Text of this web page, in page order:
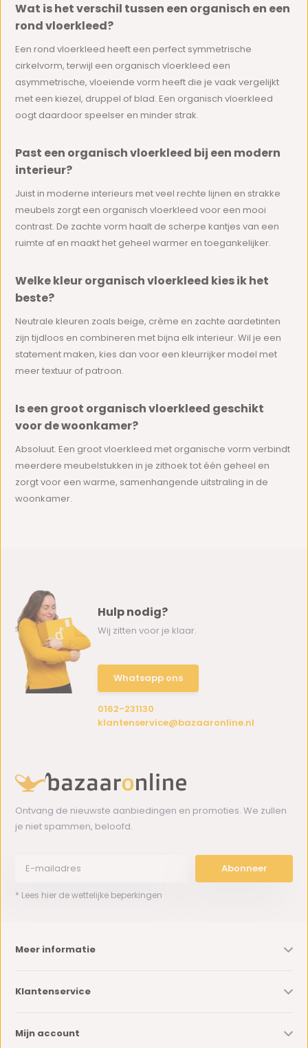
Wat is het verschil tussen een organisch en een
rond vloerkleed?
Een rond vloerkleed heeft een perfect symmetrische
cirkelvorm, terwijl een organisch vloerkleed een
asymmetrische, vloeiende vorm heeft die je vaak vergelijkt
met een kiezel, druppel of blad. Een organisch vloerkleed
oogt daardoor speelser en minder strak.
Past een organisch vloerkleed bij een modern
interieur?
Juist in moderne interieurs met veel rechte lijnen en strakke
meubels zorgt een organisch vloerkleed voor een mooi
contrast. De zachte vorm haalt de scherpe kantjes van een
ruimte af en maakt het geheel warmer en toegankelijker.
Welke kleur organisch vloerkleed kies ik het
beste?
Neutrale kleuren zoals beige, crème en zachte aardetinten
zijn tijdloos en combineren met bijna elk interieur. Wil je een
statement maken, kies dan voor een kleurrijker model met
meer textuur of patroon.
Is een groot organisch vloerkleed geschikt
voor de woonkamer?
Absoluut. Een groot vloerkleed met organische vorm verbindt
meerdere meubelstukken in je zithoek tot één geheel en
zorgt voor een warme, samenhangende uitstraling in de
woonkamer.
Hulp nodig?
Wij zitten voor je klaar.
Whatsapp ons
0162-231130
klantenservice@bazaaronline.nl
Ontvang de nieuwste aanbiedingen en promoties. We zullen
je niet spammen, beloofd.
Abonneer
* Lees hier de wettelijke beperkingen
Meer informatie
Klantenservice
Mijn account